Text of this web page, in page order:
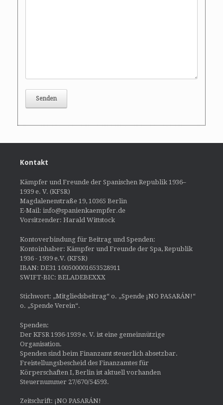
Kontakt
Kämpfer und Freunde der Spanischen Republik 1936–
1939 e. V. (KFSR)
Magdalenenstraße 19, 10365 Berlin
E-Mail: info@spanienkaempfer.de
Vorsitzender: Harald Wittstock
Kontoverbindung für Beitrag und Spenden:
Kontoinhaber: Kämpfer und Freunde der Spa, Republik
1936 - 1939 e.V. (KFSR)
IBAN: DE31 100500001653528911
SWIFT-BIC: BELADEBEXXX
Stichwort: „Mitgliedsbeitrag“ o. „Spende ¡NO PASARÁN!“
o. „Spende Verein“.
Spenden:
Der KFSR 1936-1939 e. V. ist eine gemeinnützige
Organisation.
Spenden sind beim Finanzamt steuerlich absetzbar.
Freistellungsbescheid des Finanzamtes für
Körperschaften I, Berlin ist aktuell vorhanden
Steuernummer 27/670/54593.
Zeitschrift: ¡NO PASARÁN!